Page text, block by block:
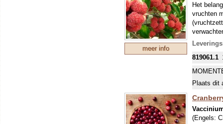
meer info
Het
vruchten
plaats.
819061.1
Plaats dit
(Engels: